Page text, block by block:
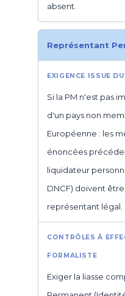
absent.
Représentant
Si la PM n'est pas
d'un pays non
Européenne : les
énoncées
liquidateur
DNCF) doivent
représentant légal.
Exiger la liasse